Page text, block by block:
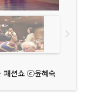
패션쇼 ⓒ윤혜숙